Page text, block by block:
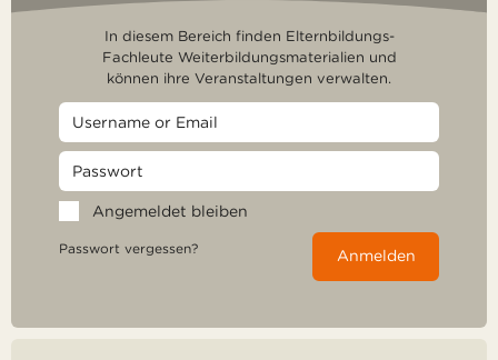
In diesem Bereich finden Elternbildungs-
Fachleute Weiterbildungsmaterialien und
können ihre Veranstaltungen verwalten.
Angemeldet bleiben
Passwort vergessen? Anmelden